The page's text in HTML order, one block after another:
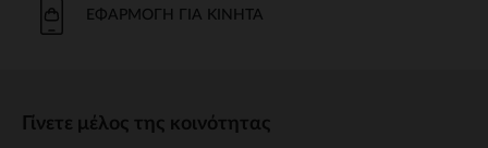
ΕΦΑΡΜΟΓΉ ΓΙΑ ΚΙΝΗΤΆ
Γίνετε μέλος της κοινότητας